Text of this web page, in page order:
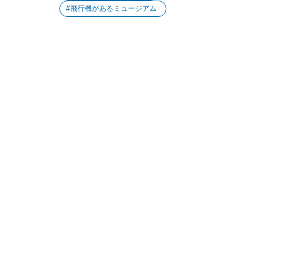
飛行機があるミュージアム